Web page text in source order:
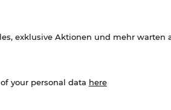
exklusive Aktionen und mehr warten
your personal data here